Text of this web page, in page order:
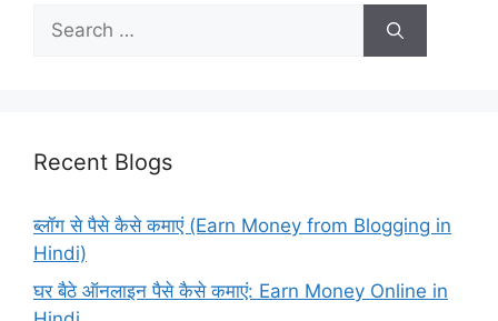
Search
for:
Recent Blogs
ब्लॉग से पैसे कैसे कमाएं (Earn Money from Blogging in
Hindi)
घर बैठे ऑनलाइन पैसे कैसे कमाएं: Earn Money Online in